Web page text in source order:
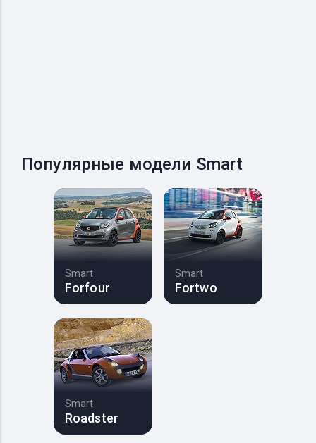
Популярные модели Smart
Smart
Forfour
Smart
Fortwo
Smart
Roadster